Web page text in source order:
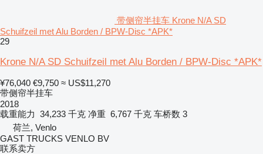
带侧帘半挂车 Krone N/A SD
Schuifzeil met Alu Borden / BPW-Disc *APK*
29
Krone N/A SD Schuifzeil met Alu Borden / BPW-Disc *APK*
¥76,040 €9,750 ≈ US$11,270
带侧帘半挂车
2018
载重能力 34,233 千克 净重 6,767 千克 车桥数 3
荷兰, Venlo
GAST TRUCKS VENLO BV
联系卖方